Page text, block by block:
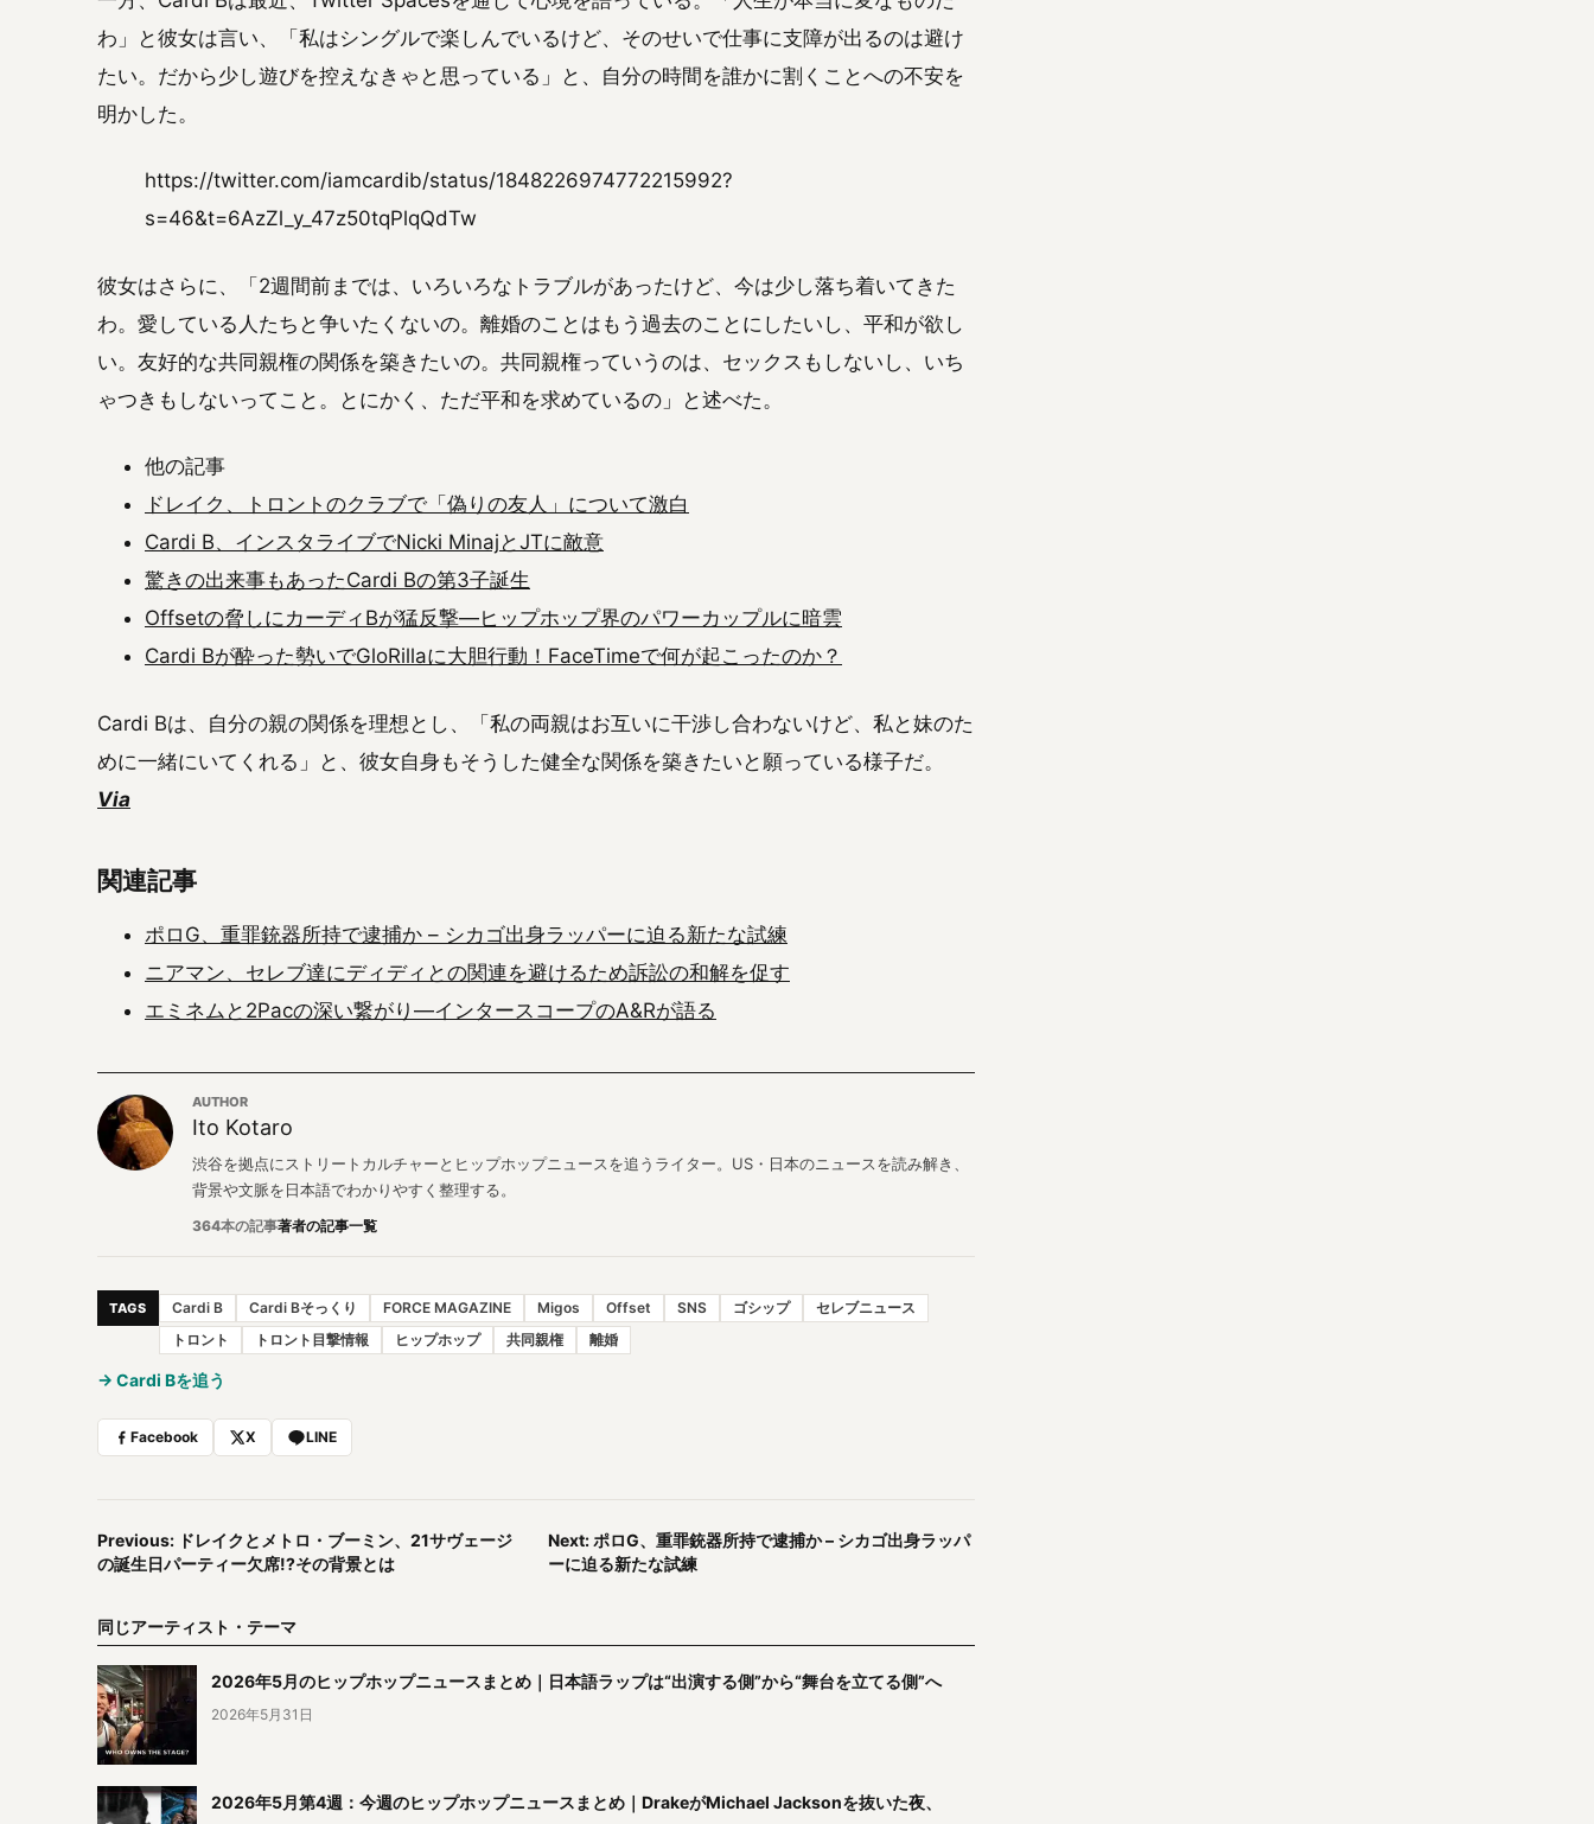
わ」と彼女は言い、「私はシングルで楽しんでいるけど、そのせいで仕事に支障が出るのは避け
たい。だから少し遊びを控えなきゃと思っている」と、自分の時間を誰かに割くことへの不安を
明かした。
https://twitter.com/iamcardib/status/1848226974772215992?
s=46&t=6AzZl_y_47z50tqPlqQdTw
彼女はさらに、「2週間前までは、いろいろなトラブルがあったけど、今は少し落ち着いてきた
わ。愛している人たちと争いたくないの。離婚のことはもう過去のことにしたいし、平和が欲し
い。友好的な共同親権の関係を築きたいの。共同親権っていうのは、セックスもしないし、いち
ゃつきもしないってこと。とにかく、ただ平和を求めているの」と述べた。
他の記事
ドレイク、トロントのクラブで「偽りの友人」について激白
Cardi B、インスタライブでNicki MinajとJTに敵意
驚きの出来事もあったCardi Bの第3子誕生
Offsetの脅しにカーディBが猛反撃—ヒップホップ界のパワーカップルに暗雲
Cardi Bが酔った勢いでGloRillaに大胆行動！FaceTimeで何が起こったのか？
Cardi Bは、自分の親の関係を理想とし、「私の両親はお互いに干渉し合わないけど、私と妹のた
めに一緒にいてくれる」と、彼女自身もそうした健全な関係を築きたいと願っている様子だ。
Via
関連記事
ポロG、重罪銃器所持で逮捕か – シカゴ出身ラッパーに迫る新たな試練
ニアマン、セレブ達にディディとの関連を避けるため訴訟の和解を促す
エミネムと2Pacの深い繋がり―インタースコープのA&Rが語る
AUTHOR
Ito Kotaro
渋谷を拠点にストリートカルチャーとヒップホップニュースを追うライター。US・日本のニュースを読み解き、
背景や文脈を日本語でわかりやすく整理する。
364本の記事著者の記事一覧
TAGS Cardi B Cardi Bそっくり FORCE MAGAZINE Migos Offset SNS ゴシップ
セレブニュース
トロント
トロント目撃情報 ヒップホップ 共同親権 離婚
→ Cardi Bを追う
Facebook X LINE
Previous: ドレイクとメトロ・ブーミン、21サヴェージ
の誕生日パーティー欠席!?その背景とは
Next: ポロG、重罪銃器所持で逮捕か – シカゴ出身ラッパ
ーに迫る新たな試練
同じアーティスト・テーマ
2026年5月のヒップホップニュースまとめ｜日本語ラップは“出演する側”から“舞台を立てる側”へ
2026年5月31日
2026年5月第4週：今週のヒップホップニュースまとめ｜DrakeがMichael Jacksonを抜いた夜、